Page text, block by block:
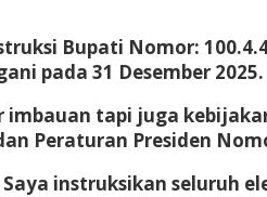
Bupati Nomor:
pada 31 Desember 2025.
tapi juga
Peraturan Presiden
instruksikan seluruh